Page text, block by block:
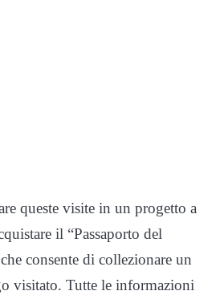
queste visite in un progetto a
il “Passaporto del
consente di collezionare un
visitato. Tutte le informazioni